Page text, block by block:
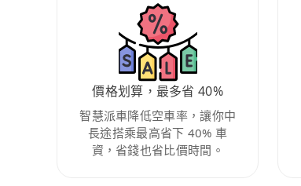
價格划算，最多省 40%
智慧派車降低空車率，讓你中
長途搭乘最高省下 40% 車
資，省錢也省比價時間。